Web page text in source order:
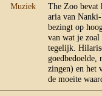
Muziek
The Zoo bevat
aria van
bezingt op
van wat je zoal
tegelijk.
goedbedoelde,
zingen) en het
de moeite